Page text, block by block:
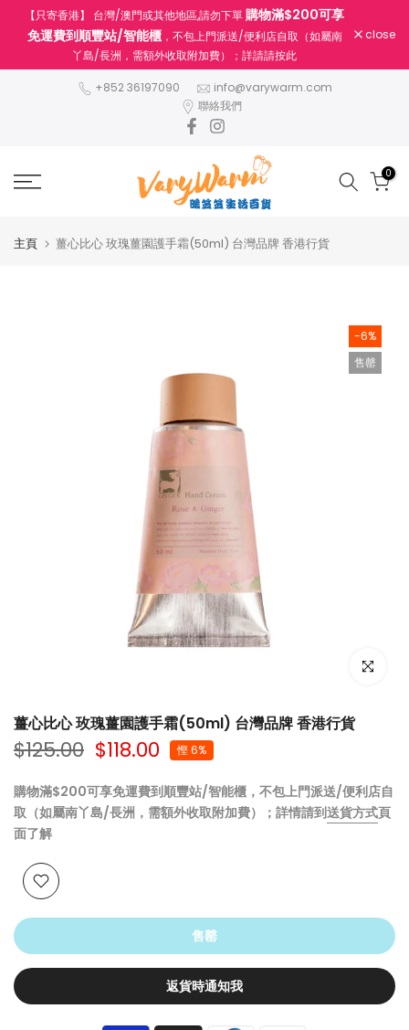
【只寄香港】 台灣/澳門或其他地區,請勿下單購物滿$200可享
免運費到順豐站/智能櫃，不包上門派送/便利店自取（如屬南
丫島/長洲，需額外收取附加費）；詳請請按此
close
+852 36197090
info@varywarm.com
聯絡我們
0
主頁 薑心比心 玫瑰薑園護手霜(50ml) 台灣品牌 香港行貨
-6%
售罄
點擊放大
薑心比心 玫瑰薑園護手霜(50ml) 台灣品牌 香港行貨
$125.00 $118.00 慳 6%
購物滿$200可享免運費到順豐站/智能櫃，不包上門派送/便利店自
取（如屬南丫島/長洲，需額外收取附加費）；詳情請到送貨方式頁
面了解
售罄
返貨時通知我